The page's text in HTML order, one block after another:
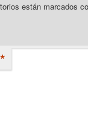
están marcados
*